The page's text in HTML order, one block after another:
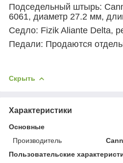
Подседельный штырь:
6061, диаметр 27.2 мм,
Седло: Fizik Aliante Delta,
Педали: Продаются
Скрыть
Характеристики
Основные
Производитель
Пользовательские